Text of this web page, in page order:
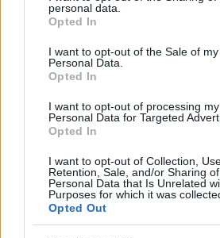
grant or deny consent to Google and
use your data for below specified
consent section.
personal data.
Opted In
I want to opt-out of the Sale of my
Personal Data.
Opted In
I want to opt-out of processing my
Personal Data for Targeted
Opted In
I want to opt-out of Collection,
Retention, Sale, and/or Sharing
Personal Data that Is Unrelated
Purposes for which it was
Opted Out
7 órája
Óriási bevétel-visszaesést
második